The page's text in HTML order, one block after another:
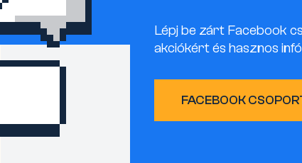
Lépj be zárt Facebook
akciókért és hasznos
FACEBOOK